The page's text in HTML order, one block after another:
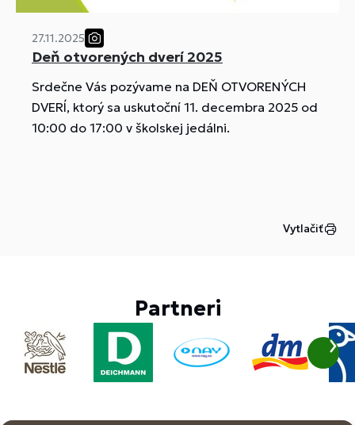
27.11.2025
Deň otvorených dverí 2025
Srdečne Vás pozývame na DEŇ OTVORENÝCH
DVERÍ, ktorý sa uskutoční 11. decembra 2025 od
10:00 do 17:00 v školskej jedálni.
Vytlačiť
Partneri